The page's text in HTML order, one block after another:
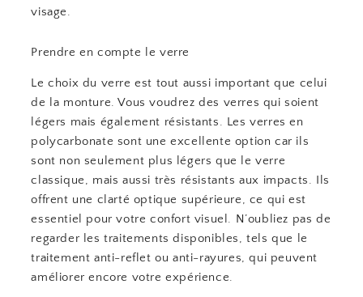
visage.
Prendre en compte le verre
Le choix du verre est tout aussi important que celui
de la monture. Vous voudrez des verres qui soient
légers mais également résistants. Les verres en
polycarbonate sont une excellente option car ils
sont non seulement plus légers que le verre
classique, mais aussi très résistants aux impacts. Ils
offrent une clarté optique supérieure, ce qui est
essentiel pour votre confort visuel. N’oubliez pas de
regarder les traitements disponibles, tels que le
traitement anti-reflet ou anti-rayures, qui peuvent
améliorer encore votre expérience.